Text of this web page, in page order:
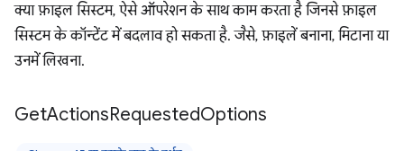
क्या फ़ाइल सिस्टम, ऐसे ऑपरेशन के साथ काम करता है जिनसे फ़ाइल
सिस्टम के कॉन्टेंट में बदलाव हो सकता है. जैसे, फ़ाइलें बनाना, मिटाना या
उनमें लिखना.
GetActionsRequestedOptions